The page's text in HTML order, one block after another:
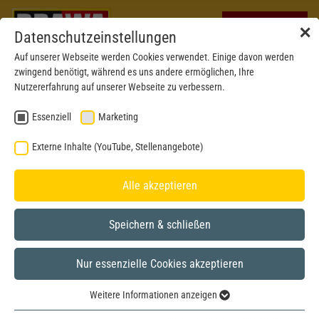
✕
Datenschutzeinstellungen
Auf unserer Webseite werden Cookies verwendet. Einige davon werden
zwingend benötigt, während es uns andere ermöglichen, Ihre
Nutzererfahrung auf unserer Webseite zu verbessern.
Essenziell Marketing
Externe Inhalte (YouTube, Stellenangebote)
Alle akzeptieren
Speichern & schließen
Nur essenzielle Cookies akzeptieren
Weitere Informationen anzeigen